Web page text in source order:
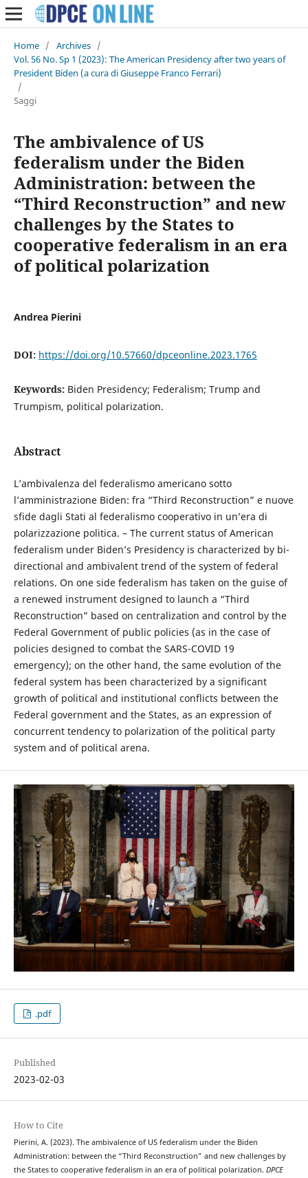
Home / Archives /
Vol. 56 No. Sp 1 (2023): The American Presidency after two years of
President Biden (a cura di Giuseppe Franco Ferrari)
/
Saggi
The ambivalence of US
federalism under the Biden
Administration: between the
“Third Reconstruction” and new
challenges by the States to
cooperative federalism in an era
of political polarization
Andrea Pierini
DOI: https://doi.org/10.57660/dpceonline.2023.1765
Keywords: Biden Presidency; Federalism; Trump and
Trumpism, political polarization.
Abstract
L’ambivalenza del federalismo americano sotto
l’amministrazione Biden: fra “Third Reconstruction” e nuove
sfide dagli Stati al federalismo cooperativo in un’era di
polarizzazione politica. – The current status of American
federalism under Biden’s Presidency is characterized by bi-
directional and ambivalent trend of the system of federal
relations. On one side federalism has taken on the guise of
a renewed instrument designed to launch a “Third
Reconstruction” based on centralization and control by the
Federal Government of public policies (as in the case of
policies designed to combat the SARS-COVID 19
emergency); on the other hand, the same evolution of the
federal system has been characterized by a significant
growth of political and institutional conflicts between the
Federal government and the States, as an expression of
concurrent tendency to polarization of the political party
system and of political arena.
.pdf
Published
2023-02-03
How to Cite
Pierini, A. (2023). The ambivalence of US federalism under the Biden
Administration: between the “Third Reconstruction” and new challenges by
the States to cooperative federalism in an era of political polarization. DPCE